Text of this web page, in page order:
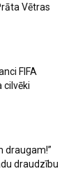
Vētras
FIFA
cilvēki
draugam!”
draudzību